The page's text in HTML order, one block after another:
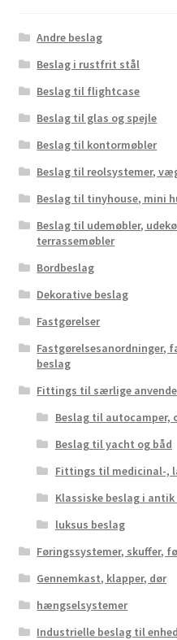
Andre beslag
Beslag i rustfrit stål
Beslag til flightcase
Beslag til glas og spejle
Beslag til kontormøbler
Beslag til reolsystemer,
Beslag til tinyhouse, mini
Beslag til udemøbler,
terrassemøbler
Bordbeslag
Dekorative beslag
Fastgørelser
Fastgørelsesanordninger,
beslag
Fittings til særlige
Beslag til autocamper,
Beslag til yacht og båd
Fittings til medicinal-,
Klassiske beslag i
luksus beslag
Føringssystemer, skuffer,
Gennemkast, klapper, dør
hængselsystemer
Industrielle beslag til